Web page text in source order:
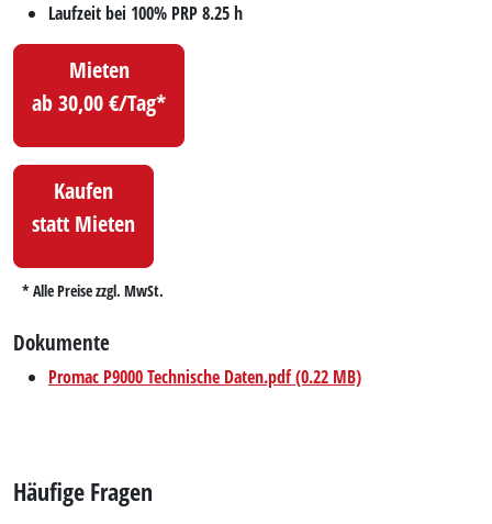
Laufzeit bei 100% PRP 8.25 h
Mieten
ab 30,00 €/Tag*
Kaufen
statt Mieten
* Alle Preise zzgl. MwSt.
Dokumente
Promac P9000 Technische Daten.pdf (0.22 MB)
Häufige Fragen